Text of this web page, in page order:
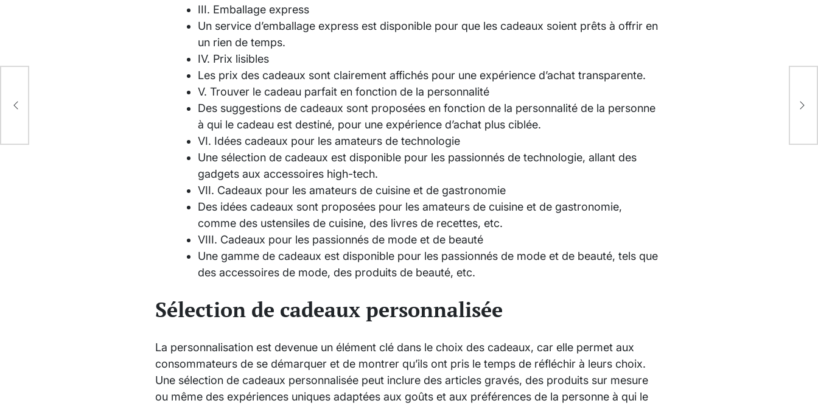
III. Emballage express
Un service d’emballage express est disponible pour que les cadeaux soient prêts à offrir en
un rien de temps.
IV. Prix lisibles
Les prix des cadeaux sont clairement affichés pour une expérience d’achat transparente.
V. Trouver le cadeau parfait en fonction de la personnalité
Des suggestions de cadeaux sont proposées en fonction de la personnalité de la personne
à qui le cadeau est destiné, pour une expérience d’achat plus ciblée.
VI. Idées cadeaux pour les amateurs de technologie
Une sélection de cadeaux est disponible pour les passionnés de technologie, allant des
gadgets aux accessoires high-tech.
VII. Cadeaux pour les amateurs de cuisine et de gastronomie
Des idées cadeaux sont proposées pour les amateurs de cuisine et de gastronomie,
comme des ustensiles de cuisine, des livres de recettes, etc.
VIII. Cadeaux pour les passionnés de mode et de beauté
Une gamme de cadeaux est disponible pour les passionnés de mode et de beauté, tels que
des accessoires de mode, des produits de beauté, etc.
Sélection de cadeaux personnalisée
La personnalisation est devenue un élément clé dans le choix des cadeaux, car elle permet aux
consommateurs de se démarquer et de montrer qu’ils ont pris le temps de réfléchir à leurs choix.
Une sélection de cadeaux personnalisée peut inclure des articles gravés, des produits sur mesure
ou même des expériences uniques adaptées aux goûts et aux préférences de la personne à qui le